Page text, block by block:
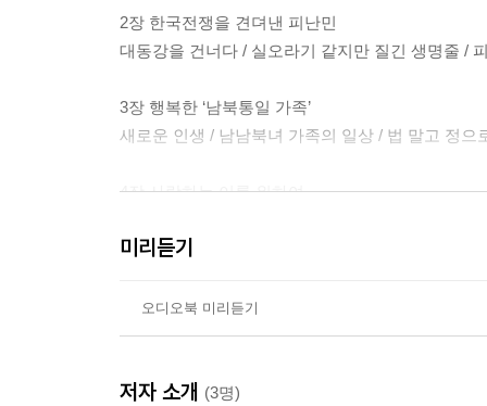
2장 한국전쟁을 견뎌낸 피난민
대동강을 건너다 / 실오라기 같지만 질긴 생명줄 /
3장 행복한 ‘남북통일 가족’
새로운 인생 / 남남북녀 가족의 일상 / 법 말고 정으
4장 사랑하는 이를 위하여
사형선고 / 미국으로 보낸 쌍가락지 / 증거도 재판
5장 믿음으로 싸웠다
우리를 보듬어 준 사람들 / 이간질 공작 / 믿음으로
6장 마치지 못한 노래
미리듣기
오디오북 미리듣기
저자 소개 (3명)